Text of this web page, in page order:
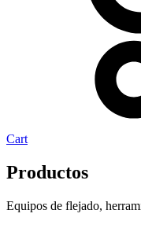
Cart
Productos
Equipos de flejado,